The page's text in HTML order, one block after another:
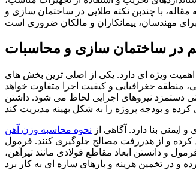
با چندبن نکته طلایی در ساختمان سازی و
در ساختمان سازی و محاسبات
اهمیت ویژه ای دارد. یکی از اصلی ترین بخش های
منطقه جغرافیایی و کیفیت اجرا متفاوت خواهد
دستمزد نیروهای اجرایی لحاظ می شود. داشتن
بنا دارد. آگاهی از نحوه محاسبه وزن آهن
کرده و از هدررفت مصالح جلوگیری کنند. فرمول
و دانستن ابعاد مقاطع فولادی مانند تیرآهن،